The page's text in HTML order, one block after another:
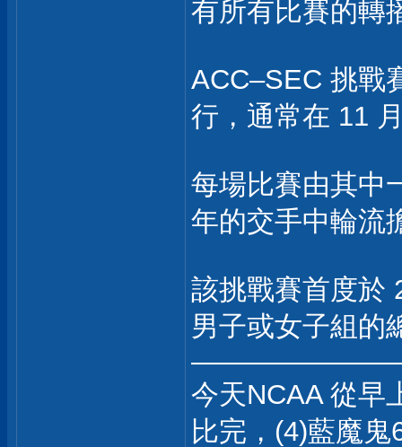
有所有比賽的轉
ACC–SEC 挑戰
行，通常在 11
每場比賽由其中
年的交手中輪流
該挑戰賽首度於
男子或女子組的
今天NCAA 從早
比完，(4)藍魔